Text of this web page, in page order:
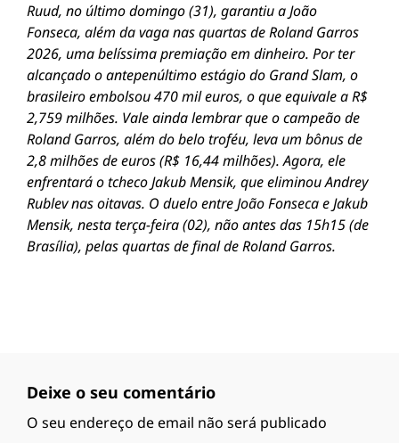
Ruud, no último domingo (31), garantiu a João
Fonseca, além da vaga nas quartas de Roland Garros
2026, uma belíssima premiação em dinheiro. Por ter
alcançado o antepenúltimo estágio do Grand Slam, o
brasileiro embolsou 470 mil euros, o que equivale a R$
2,759 milhões. Vale ainda lembrar que o campeão de
Roland Garros, além do belo troféu, leva um bônus de
2,8 milhões de euros (R$ 16,44 milhões).Agora, ele
enfrentará o tcheco Jakub Mensik, que eliminou Andrey
Rublev nas oitavas. O duelo entre João Fonseca e Jakub
Mensik, nesta terça-feira (02), não antes das 15h15 (de
Brasília), pelas quartas de final de Roland Garros.
Deixe o seu comentário
O seu endereço de email não será publicado